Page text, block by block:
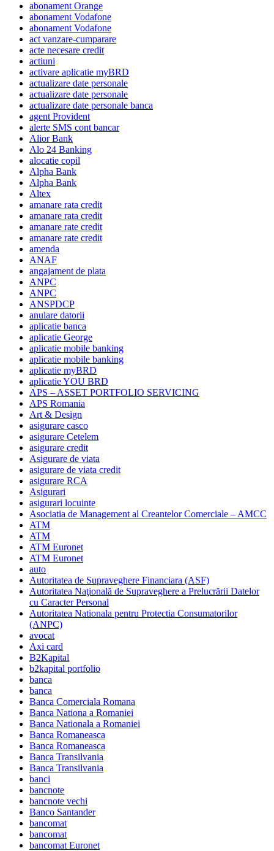
abonament Orange
abonament Vodafone
abonament Vodafone
act vanzare-cumparare
acte necesare credit
actiuni
activare aplicatie myBRD
actualizare date personale
actualizare date personale
actualizare date personale banca
agent Provident
alerte SMS cont bancar
Alior Bank
Alo 24 Banking
alocatie copil
Alpha Bank
Alpha Bank
Altex
amanare rata credit
amanare rata credit
amanare rate credit
amanare rate credit
amenda
ANAF
angajament de plata
ANPC
ANPC
ANSPDCP
anulare datorii
aplicatie banca
aplicatie George
aplicatie mobile banking
aplicatie mobile banking
aplicatie myBRD
aplicatie YOU BRD
APS – ASSET PORTFOLIO SERVICING
APS Romania
Art & Design
asigurare casco
asigurare Cetelem
asigurare credit
Asigurare de viata
asigurare de viata credit
asigurare RCA
Asigurari
asigurari locuinte
Asociatia de Management al Creantelor Comerciale – AMCC
ATM
ATM
ATM Euronet
ATM Euronet
auto
Autoritatea de Supraveghere Financiara (ASF)
Autoritatea Naţională de Supraveghere a Prelucrării Datelor
cu Caracter Personal
Autoritatea Nationala pentru Protectia Consumatorilor
(ANPC)
avocat
Axi card
B2Kapital
b2kapital portfolio
banca
banca
Banca Comerciala Romana
Banca Nationa a Romaniei
Banca Nationala a Romaniei
Banca Romaneasca
Banca Romaneasca
Banca Transilvania
Banca Transilvania
banci
bancnote
bancnote vechi
Banco Santander
bancomat
bancomat
bancomat Euronet